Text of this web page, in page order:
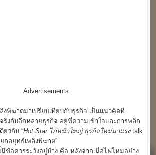
Advertisements
พิฆาตมาเปรียบเทียบกับธุรกิจ เป็นแนวคิดที่
ริงกับอีกหลายธุรกิจ อยู่ที่ความเข้าใจและการพลิก
ยวกับ “Hot Star ไก่หน้าใหญ่ ธุรกิจใหม่มาแรงtalk
กลยุทธ์เพลิงพิฆาต”
อควรระวังอยู่บ้าง คือ หลังจากเมื่อไฟโหมอย่าง